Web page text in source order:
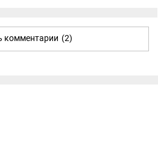
комментарии (2)